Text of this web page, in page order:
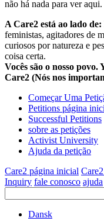
não há nada para ver aqui.
A Care2 está ao lado de:
feministas, agitadores de
curiosos por natureza e
coisa certa.
Vocês são o nosso
Care2 (Nós nos
Começar Uma
Petitions página
Successful Petitions
sobre as petições
Activist University
Ajuda da petição
Care2 página inicial
Inquiry fale conosco ajuda
Dansk